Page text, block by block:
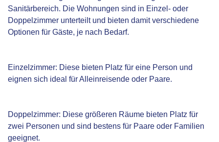
Sanitärbereich. Die Wohnungen sind in Einzel- oder
Doppelzimmer unterteilt und bieten damit verschiedene
Optionen für Gäste, je nach Bedarf.
Einzelzimmer: Diese bieten Platz für eine Person und
eignen sich ideal für Alleinreisende oder Paare.
Doppelzimmer: Diese größeren Räume bieten Platz für
zwei Personen und sind bestens für Paare oder Familien
geeignet.